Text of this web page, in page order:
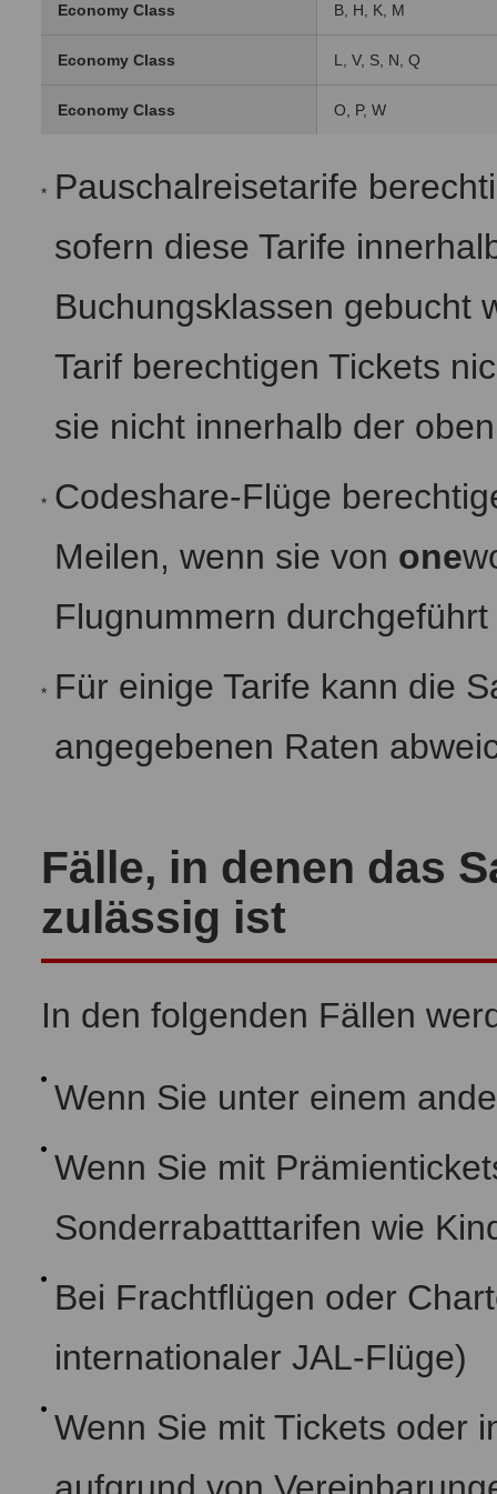
Economy Class B, H, K, M
Economy Class L, V, S, N, Q
Economy Class O, P, W
* Pauschalreisetarife
sofern diese Tarife
Buchungsklassen gebucht
Tarif berechtigen Tickets
sie nicht innerhalb der
* Codeshare-Flüge
Meilen, wenn sie von one
Flugnummern
* Für einige Tarife kann die
angegebenen Raten
Fälle, in denen das
zulässig ist
In den folgenden Fällen
Wenn Sie unter einem
Wenn Sie mit
Sonderrabatttarifen wie
Bei Frachtflügen oder
internationaler JAL-Flüge)
Wenn Sie mit Tickets oder